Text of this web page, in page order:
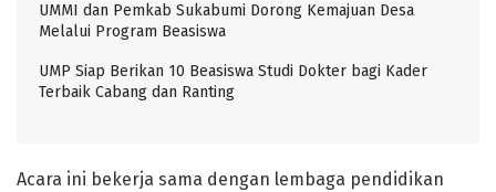
UMMI dan Pemkab Sukabumi Dorong Kemajuan Desa
Melalui Program Beasiswa
UMP Siap Berikan 10 Beasiswa Studi Dokter bagi Kader
Terbaik Cabang dan Ranting
Acara ini bekerja sama dengan lembaga pendidikan